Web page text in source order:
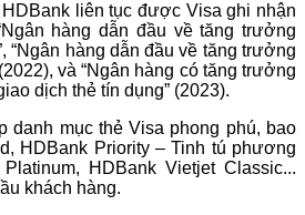
liên tục được Visa ghi nhận
hàng dẫn đầu về tăng trưởng
“Ngân hàng dẫn đầu về tăng trưởng
và “Ngân hàng có tăng trưởng
dịch thẻ tín dụng” (2023).
danh mục thẻ Visa phong phú, bao
HDBank Priority – Tinh tú phương
HDBank Vietjet Classic...
khách hàng.